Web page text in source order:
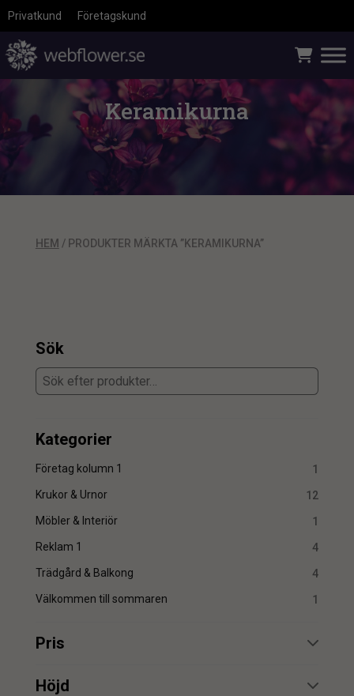
Privatkund Företagskund
Keramikurna
HEM / PRODUKTER MÄRKTA ”KERAMIKURNA”
Sök
Kategorier
Företag kolumn 1 1
Krukor & Urnor 12
Möbler & Interiör 1
Reklam 1 4
Trädgård & Balkong 4
Välkommen till sommaren 1
Pris
min.
Höjd